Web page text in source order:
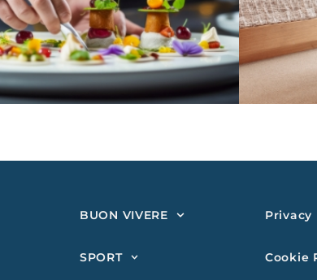
BUON VIVERE
SPORT
Privacy
Cookie